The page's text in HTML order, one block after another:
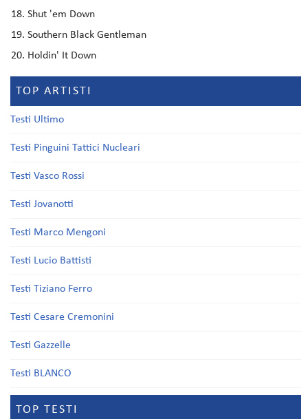
Shut 'em Down
Southern Black Gentleman
Holdin' It Down
TOP ARTISTI
Testi Ultimo
Testi Pinguini Tattici Nucleari
Testi Vasco Rossi
Testi Jovanotti
Testi Marco Mengoni
Testi Lucio Battisti
Testi Tiziano Ferro
Testi Cesare Cremonini
Testi Gazzelle
Testi BLANCO
TOP TESTI